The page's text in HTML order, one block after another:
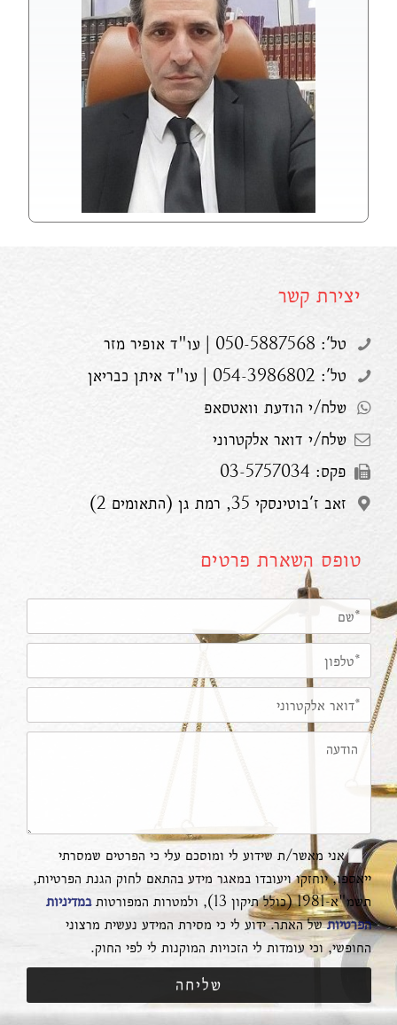
יצירת קשר
טל': 050-5887568 | עו"ד אופיר מזר
טל': 054-3986802 | עו"ד איתן כבריאן
שלח/י הודעת וואטסאפ
שלח/י דואר אלקטרוני
פקס: 03-5757034
זאב ז'בוטינסקי 35, רמת גן (התאומים 2)
טופס השארת פרטים
אני מאשר/ת שידוע לי ומוסכם עלי כי הפרטים שמסרתי
ייאספו, יוחזקו ויעובדו במאגר מידע בהתאם לחוק הגנת הפרטיות,
תשמ"א-1981 (כולל תיקון 13), ולמטרות המפורטות
במדיניות
הפרטיותשל האתר. ידוע לי כי מסירת המידע נעשית מרצוני
החופשי, וכי עומדות לי הזכויות המוקנות לי לפי החוק.
שליחה